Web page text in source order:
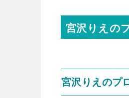
宮沢りえの
宮沢りえのプ